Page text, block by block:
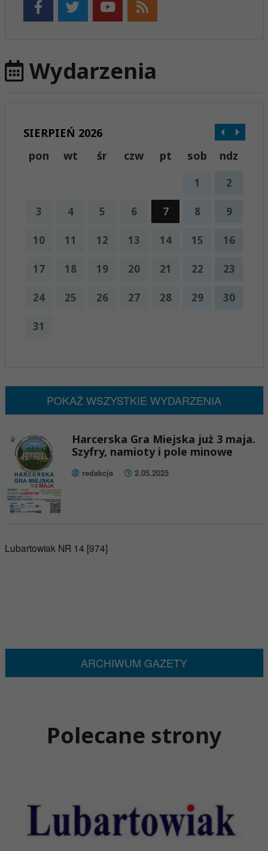
Wydarzenia
SIERPIEŃ 2026
pon
wt śr czw pt sob ndz
1 2
3 4 5 6 7 8 9
10 11 12 13 14 15 16
17 18 19 20 21 22 23
24 25 26 27 28 29 30
31
POKAŻ WSZYSTKIE WYDARZENIA
Harcerska Gra Miejska już 3 maja.
Szyfry, namioty i pole minowe
redakcja 2.05.2025
Lubartowiak NR 14 [974]
ARCHIWUM GAZETY
Polecane strony